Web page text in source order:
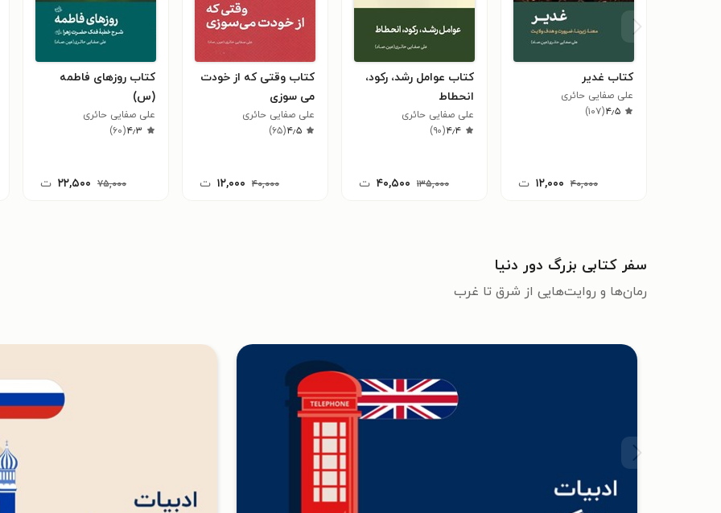
کتاب غدیر
علی صفایی حائری
۴٫۵(۱۰۷)
۴۰,۰۰۰ ۱۲,۰۰۰ ت
کتاب عوامل رشد، رکود،
انحطاط
علی صفایی حائری
۴٫۴(۹۰)
۱۳۵,۰۰۰ ۴۰,۵۰۰ ت
کتاب وقتی که از خودت
می سوزی
علی صفایی حائری
۴٫۵(۶۵)
۴۰,۰۰۰ ۱۲,۰۰۰ ت
کتاب روزهای فاطمه
(س)
علی صفایی حائری
۴٫۳(۶۰)
۷۵,۰۰۰ ۲۲,۵۰۰ ت
سفر کتابی بزرگ دور دنیا
رمان‌ها و روایت‌هایی از شرق تا غرب